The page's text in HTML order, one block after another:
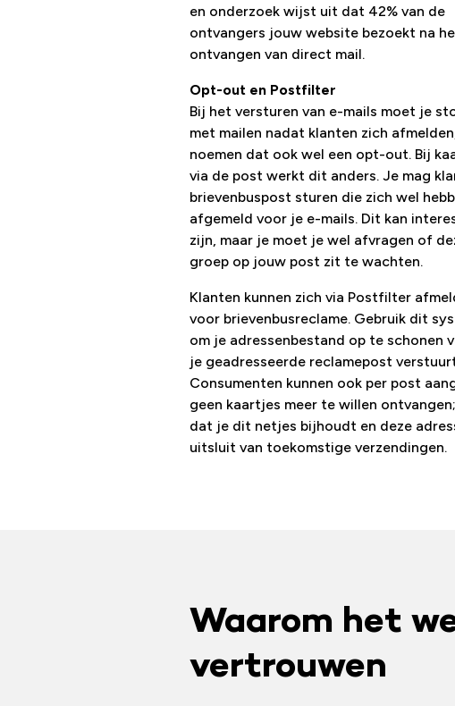
en onderzoek wijst uit dat 42% van de
ontvangers jouw website bezoekt na
ontvangen van direct mail.
Opt-out en Postfilter
Bij het versturen van e-mails moet je
met mailen nadat klanten zich
noemen dat ook wel een opt-out. Bij
via de post werkt dit anders. Je mag
brievenbuspost sturen die zich wel
afgemeld voor je e-mails. Dit kan
zijn, maar je moet je wel afvragen of
groep op jouw post zit te wachten.
Klanten kunnen zich via Postfilter
voor brievenbusreclame. Gebruik dit
om je adressenbestand op te schonen
je geadresseerde reclamepost
Consumenten kunnen ook per post
geen kaartjes meer te willen
dat je dit netjes bijhoudt en deze
uitsluit van toekomstige verzendingen.
Waarom het
vertrouwen